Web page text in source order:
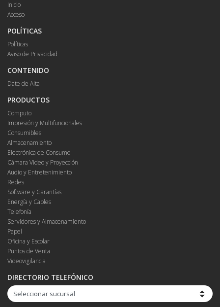
Inicio
Acceso
POLÍTICAS
Políticas
Aviso de Privacidad
CONTENIDO
Date de Alta
PRODUCTOS
Computo
Impresión y Multifuncionales
Consumibles
Almacenamiento
Electrónica de Consumo
Cámara Video y Proyección
Audio y Entretenimiento
Redes
Software y Garantías
Energía y Cables
Telefonía
Servidores y Almacenamiento
Papel
Oficina y Escolar
Puntos de Venta
Videovigilancia
DIRECTORIO TELEFÓNICO